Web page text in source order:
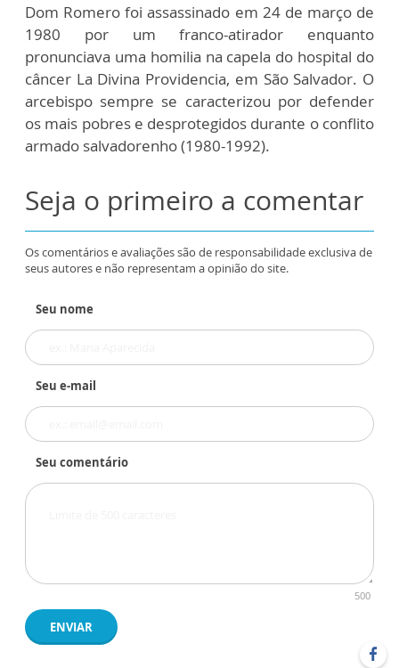
Dom Romero foi assassinado em 24 de março de
1980 por um franco-atirador enquanto
pronunciava uma homilia na capela do hospital do
câncer La Divina Providencia, em São Salvador. O
arcebispo sempre se caracterizou por defender
os mais pobres e desprotegidos durante o conflito
armado salvadorenho (1980-1992).
Seja o primeiro a comentar
Os comentários e avaliações são de responsabilidade exclusiva de
seus autores e não representam a opinião do site.
Seu nome
Seu e-mail
Seu comentário
500
ENVIAR